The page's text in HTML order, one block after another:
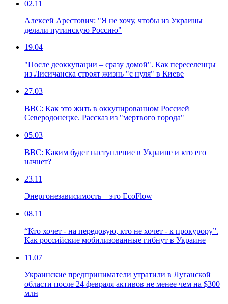
02.11
Алексей Арестович: "Я не хочу, чтобы из Украины
делали путинскую Россию"
19.04
"После деоккупации – сразу домой". Как переселенцы
из Лисичанска строят жизнь "с нуля" в Киеве
27.03
ВВС: Как это жить в оккупированном Россией
Северодонецке. Рассказ из "мертвого города"
05.03
ВВС: Каким будет наступление в Украине и кто его
начнет?
23.11
Энергонезависимость – это EcoFlow
08.11
“Кто хочет - на передовую, кто не хочет - к прокурору”.
Как российские мобилизованные гибнут в Украине
11.07
Украинские предприниматели утратили в Луганской
области после 24 февраля активов не менее чем на $300
млн